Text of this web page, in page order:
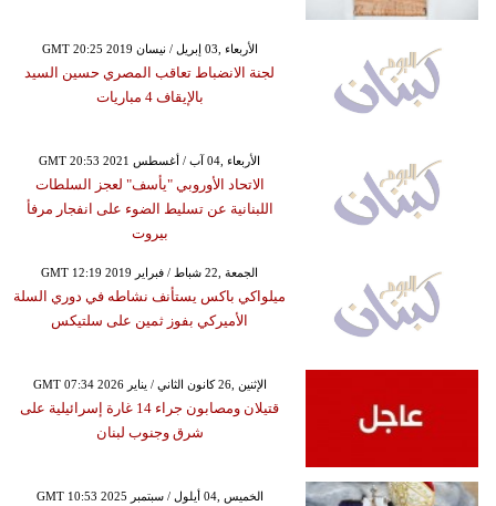
GMT 20:25 2019 الأربعاء ,03 إبريل / نيسان
لجنة الانضباط تعاقب المصري حسين السيد
بالإيقاف 4 مباريات
GMT 20:53 2021 الأربعاء ,04 آب / أغسطس
الاتحاد الأوروبي "يأسف" لعجز السلطات
اللبنانية عن تسليط الضوء على انفجار مرفأ
بيروت
GMT 12:19 2019 الجمعة ,22 شباط / فبراير
ميلواكي باكس يستأنف نشاطه في دوري السلة
الأميركي بفوز ثمين على سلتيكس
GMT 07:34 2026 الإثنين ,26 كانون الثاني / يناير
قتيلان ومصابون جراء 14 غارة إسرائيلية على
شرق وجنوب لبنان
GMT 10:53 2025 الخميس ,04 أيلول / سبتمبر